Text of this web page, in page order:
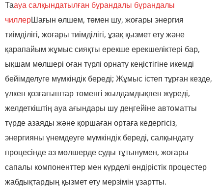
Таауа салқындатылған бұрандалы бұрандалы
чиллерШағын өлшем, төмен шу, жоғары энергия
тиімділігі, жоғары тиімділігі, ұзақ қызмет ету және
қарапайым жұмыс сияқты ерекше ерекшеліктері бар,
ықшам мөлшері оған түрлі орнату кеңістігіне икемді
бейімделуге мүмкіндік береді; Жұмыс істеп тұрған кезде,
үлкен қозғағыштар төменгі жылдамдықпен жүреді,
желдеткіштің ауа ағындары шу деңгейіне автоматты
түрде азаяды және қоршаған ортаға кедергісіз,
энергияны үнемдеуге мүмкіндік береді, салқындату
процесінде аз мөлшерде суды тұтынумен, жоғары
сапалы компоненттер мен күрделі өндірістік процестер
жабдықтардың қызмет ету мерзімін ұзартты.